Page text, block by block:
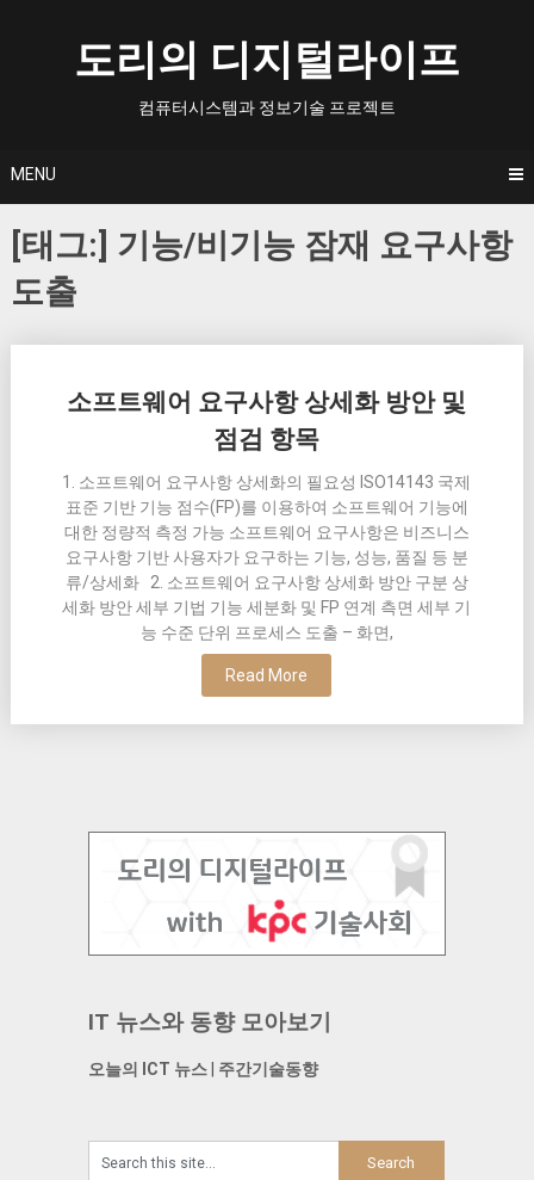
도리의 디지털라이프
컴퓨터시스템과 정보기술 프로젝트
MENU
[태그:] 기능/비기능 잠재 요구사항
도출
소프트웨어 요구사항 상세화 방안 및
점검 항목
1. 소프트웨어 요구사항 상세화의 필요성 ISO14143 국제
표준 기반 기능 점수(FP)를 이용하여 소프트웨어 기능에
대한 정량적 측정 가능 소프트웨어 요구사항은 비즈니스
요구사항 기반 사용자가 요구하는 기능, 성능, 품질 등 분
류/상세화 2. 소프트웨어 요구사항 상세화 방안 구분 상
세화 방안 세부 기법 기능 세분화 및 FP 연계 측면 세부 기
능 수준 단위 프로세스 도출 – 화면,
Read More
navigation
IT 뉴스와 동향 모아보기
오늘의 ICT 뉴스| 주간기술동향